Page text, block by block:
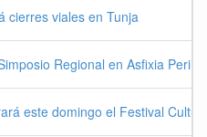
cierres viales en Tunja
Regional en Asfixia
este domingo el Festival